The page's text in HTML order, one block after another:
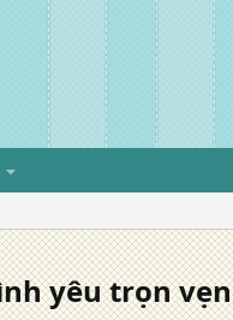
yêu trọn vẹn